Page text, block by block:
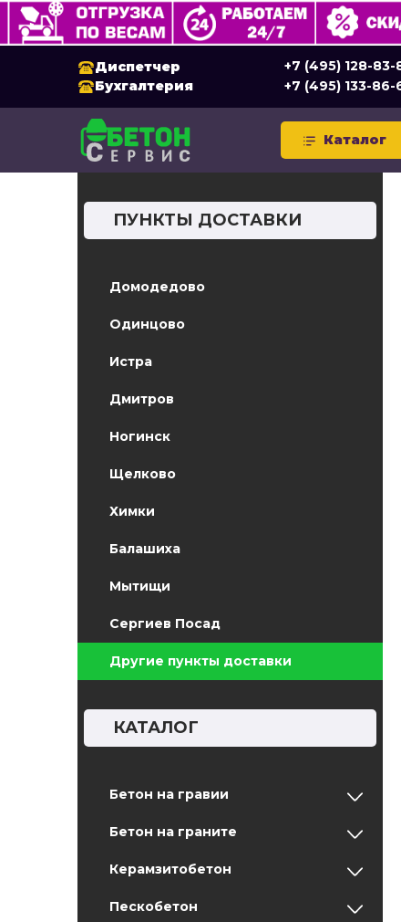
Диспетчер
Бухгалтерия
+7 (495) 128-83-
+7 (495) 133-86-
Каталог
ПУНКТЫ ДОСТАВКИ
Домодедово
Одинцово
Истра
Дмитров
Ногинск
Щелково
Химки
Балашиха
Мытищи
Сергиев Посад
Другие пункты доставки
КАТАЛОГ
Бетон на гравии
Бетон на граните
Керамзитобетон
Пескобетон